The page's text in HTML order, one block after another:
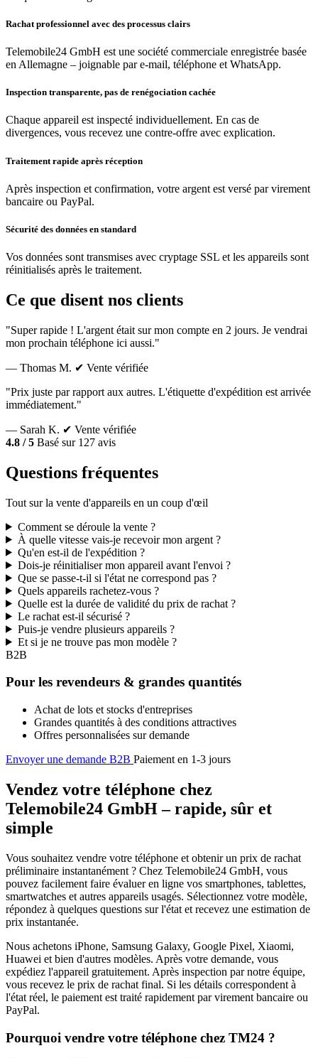
Rachat professionnel avec des processus clairs
Telemobile24 GmbH est une société commerciale enregistrée basée
en Allemagne – joignable par e-mail, téléphone et WhatsApp.
Inspection transparente, pas de renégociation cachée
Chaque appareil est inspecté individuellement. En cas de
divergences, vous recevez une contre-offre avec explication.
Traitement rapide après réception
Après inspection et confirmation, votre argent est versé par virement
bancaire ou PayPal.
Sécurité des données en standard
Vos données sont transmises avec cryptage SSL et les appareils sont
réinitialisés après le traitement.
Ce que disent nos clients
"Super rapide ! L'argent était sur mon compte en 2 jours. Je vendrai
mon prochain téléphone ici aussi."
— Thomas M. ✔ Vente vérifiée
"Prix juste par rapport aux autres. L'étiquette d'expédition est arrivée
immédiatement."
— Sarah K. ✔ Vente vérifiée
4.8 / 5 Basé sur 127 avis
Questions fréquentes
Tout sur la vente d'appareils en un coup d'œil
Comment se déroule la vente ?
À quelle vitesse vais-je recevoir mon argent ?
Qu'en est-il de l'expédition ?
Dois-je réinitialiser mon appareil avant l'envoi ?
Que se passe-t-il si l'état ne correspond pas ?
Quels appareils rachetez-vous ?
Quelle est la durée de validité du prix de rachat ?
Le rachat est-il sécurisé ?
Puis-je vendre plusieurs appareils ?
Et si je ne trouve pas mon modèle ?
B2B
Pour les revendeurs & grandes quantités
Achat de lots et stocks d'entreprises
Grandes quantités à des conditions attractives
Offres personnalisées sur demande
Envoyer une demande B2B Paiement en 1-3 jours
Vendez votre téléphone chez
Telemobile24 GmbH – rapide, sûr et
simple
Vous souhaitez vendre votre téléphone et obtenir un prix de rachat
préliminaire instantanément ? Chez Telemobile24 GmbH, vous
pouvez facilement faire évaluer en ligne vos smartphones, tablettes,
smartwatches et autres appareils usagés. Sélectionnez votre modèle,
répondez à quelques questions sur l'état et recevez une estimation de
prix instantanée.
Nous achetons iPhone, Samsung Galaxy, Google Pixel, Xiaomi,
Huawei et bien d'autres modèles. Après votre demande, vous
expédiez l'appareil gratuitement. Après inspection par notre équipe,
vous recevez le prix de rachat final. Si les détails correspondent à
l'état réel, le paiement est traité rapidement par virement bancaire ou
PayPal.
Pourquoi vendre votre téléphone chez TM24 ?